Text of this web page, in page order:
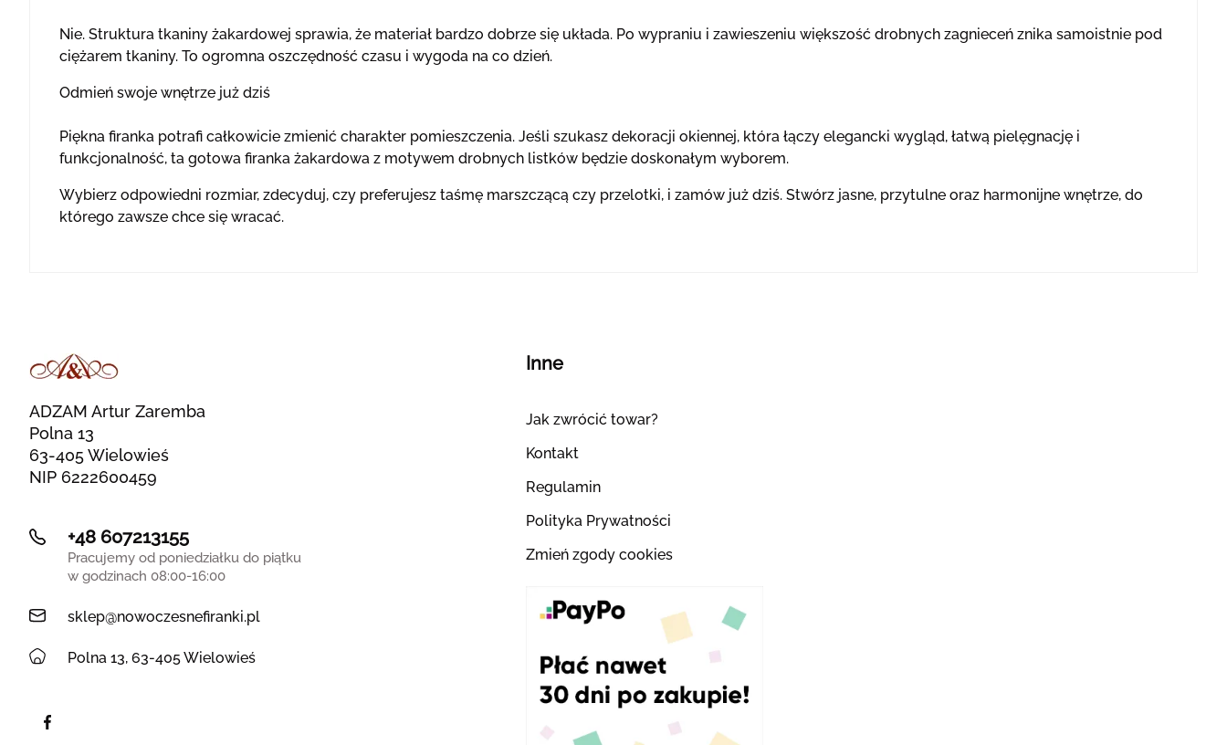
Nie. Struktura tkaniny żakardowej sprawia, że materiał bardzo dobrze się układa. Po wypraniu i zawieszeniu większość drobnych zagnieceń znika samoistnie pod
ciężarem tkaniny. To ogromna oszczędność czasu i wygoda na co dzień.
Odmień swoje wnętrze już dziś
Piękna firanka potrafi całkowicie zmienić charakter pomieszczenia. Jeśli szukasz dekoracji okiennej, która łączy elegancki wygląd, łatwą pielęgnację i
funkcjonalność, ta gotowa firanka żakardowa z motywem drobnych listków będzie doskonałym wyborem.
Wybierz odpowiedni rozmiar, zdecyduj, czy preferujesz taśmę marszczącą czy przelotki, i zamów już dziś. Stwórz jasne, przytulne oraz harmonijne wnętrze, do
którego zawsze chce się wracać.
ADZAM Artur Zaremba
Polna 13
63-405 Wielowieś
NIP 6222600459
+48 607213155
Pracujemy od poniedziałku do piątku
w godzinach 08:00-16:00
sklep@nowoczesnefiranki.pl
Polna 13, 63-405 Wielowieś
Inne
Jak zwrócić towar?
Kontakt
Regulamin
Polityka Prywatności
Zmień zgody cookies